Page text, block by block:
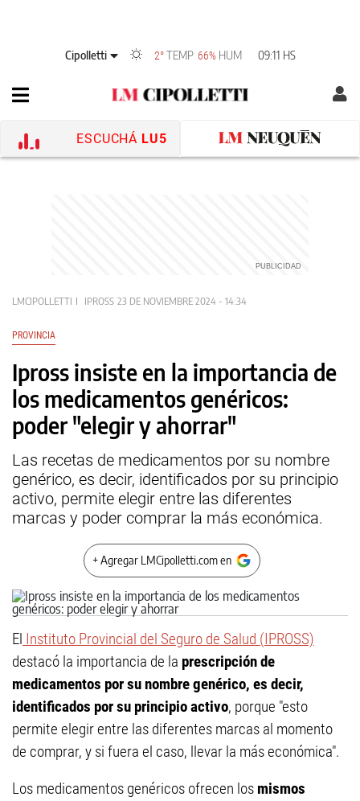
Cipolletti 2° TEMP 66% HUM 09:11 HS
ESCUCHÁ LU5
LMCIPOLLETTI IPROSS 23 DE NOVIEMBRE 2024 - 14:34
PROVINCIA
Ipross insiste en la importancia de
los medicamentos genéricos:
poder "elegir y ahorrar"
Las recetas de medicamentos por su nombre
genérico, es decir, identificados por su principio
activo, permite elegir entre las diferentes
marcas y poder comprar la más económica.
+ Agregar LMCipolletti.com en
El Instituto Provincial del Seguro de Salud (IPROSS)
destacó la importancia de la prescripción de
medicamentos por su nombre genérico, es decir,
identificados por su principio activo, porque "esto
permite elegir entre las diferentes marcas al momento
de comprar, y si fuera el caso, llevar la más económica".
Los medicamentos genéricos ofrecen los mismos